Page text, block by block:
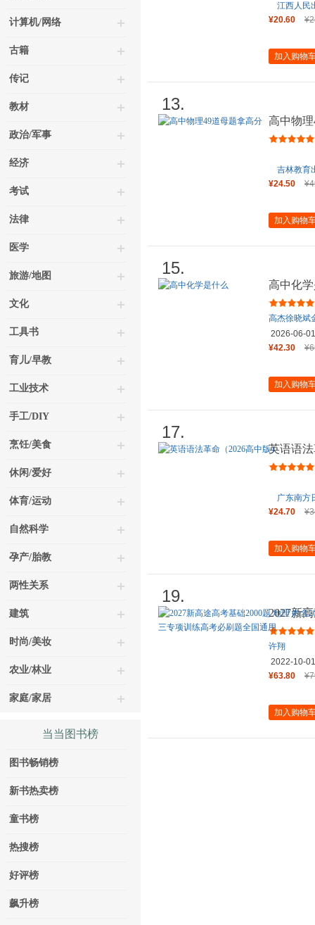
计算机/网络
古籍
传记
教材
政治/军事
经济
考试
法律
医学
旅游/地图
文化
工具书
育儿/早教
工业技术
手工/DIY
烹饪/美食
休闲/爱好
体育/运动
自然科学
孕产/胎教
两性关系
建筑
时尚/美妆
农业/林业
家庭/家居
当当图书榜
图书畅销榜
新书热卖榜
童书榜
热搜榜
好评榜
飙升榜
江西人民
¥20.60
加入购物
13.
高中物
吉林教育
¥24.50
加入购物
15.
高中化
高杰徐晓斌
2026-06-01
¥42.30
加入购物
17.
英语语
广东南方
¥24.70
加入购物
19.
2027新
年高考
许翔
2022-10-01
¥63.80
加入购物